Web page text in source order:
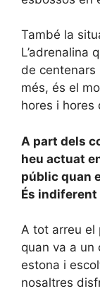
També la
L’adrenalina
de
més, és el
hores i hores
A part dels
heu actuat
públic quan
És
A tot arreu el
quan va a un
estona i
nosaltres